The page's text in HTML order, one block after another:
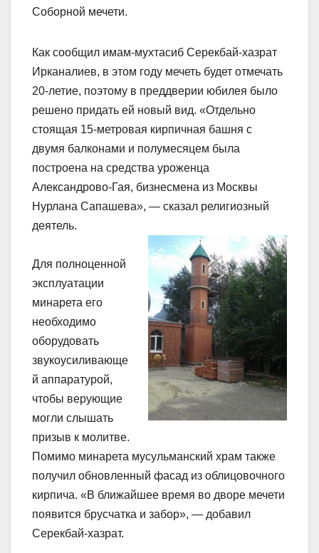
Соборной мечети.
Как сообщил имам-мухтасиб Серекбай-хазрат
Ирканалиев, в этом году мечеть будет отмечать
20-летие, поэтому в преддверии юбилея было
решено придать ей новый вид. «Отдельно
стоящая 15-метровая кирпичная башня с
двумя балконами и полумесяцем была
построена на средства уроженца
Александрово-Гая, бизнесмена из Москвы
Нурлана Сапашева», — сказал религиозный
деятель.
Для полноценной
эксплуатации
минарета его
необходимо
оборудовать
звукоусиливающе
й аппаратурой,
чтобы верующие
могли слышать
призыв к молитве.
Помимо минарета мусульманский храм также
получил обновленный фасад из облицовочного
кирпича. «В ближайшее время во дворе мечети
появится брусчатка и забор», — добавил
Серекбай-хазрат.